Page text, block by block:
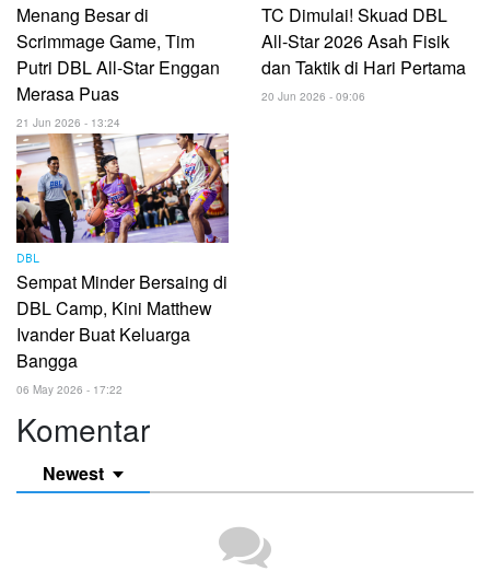
Menang Besar di
Scrimmage Game, Tim
Putri DBL All-Star Enggan
Merasa Puas
21 Jun 2026 - 13:24
TC Dimulai! Skuad DBL
All-Star 2026 Asah Fisik
dan Taktik di Hari Pertama
20 Jun 2026 - 09:06
DBL
Sempat Minder Bersaing di
DBL Camp, Kini Matthew
Ivander Buat Keluarga
Bangga
06 May 2026 - 17:22
Komentar
Newest